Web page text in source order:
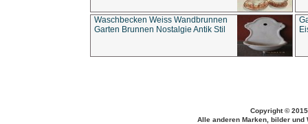
Waschbecken Weiss Wandbrunnen
Garten Brunnen Nostalgie Antik Stil
Copyright ©
Alle anderen Marken, bilder und